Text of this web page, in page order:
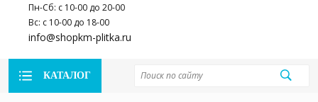
Пн-Сб: с 10-00 до 20-00
Вс: с 10-00 до 18-00
info@shopkm-plitka.ru
КАТАЛОГ